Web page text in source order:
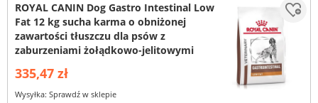
ROYAL CANIN Dog Gastro Intestinal Low
Fat 12 kg sucha karma o obniżonej
zawartości tłuszczu dla psów z
zaburzeniami żołądkowo-jelitowymi
335,47 zł
Wysyłka: Sprawdź w sklepie